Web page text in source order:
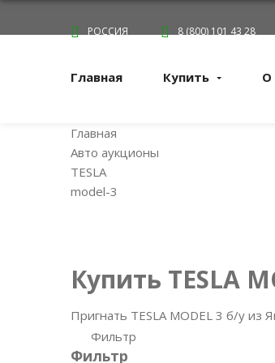
РОССИЯ 8 (800) 101 43 28
Главная
Купить О
Главная
Авто аукционы
TESLA
model-3
Купить TESLA
Пригнать TESLA MODEL 3 б/у из
Фильтр
Фильтр